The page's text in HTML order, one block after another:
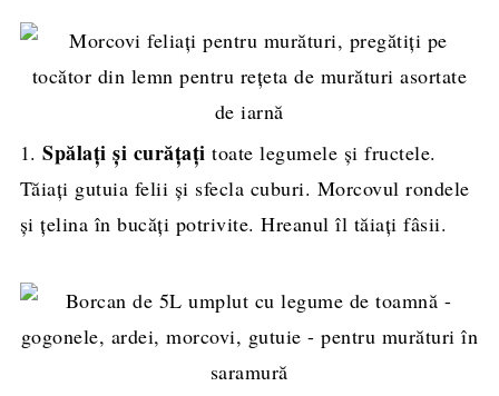
1.Spălați și curățați toate legumele și fructele.
Tăiați gutuia felii și sfecla cuburi. Morcovul rondele
și țelina în bucăți potrivite. Hreanul îl tăiați fâsii.